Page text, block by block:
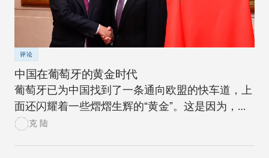
评论
中国在葡萄牙的黄金时代
葡萄牙已为中国找到了一条通向欧盟的快车道，上
面还闪耀着一些熠熠生辉的“黄金”。这是因为，葡
萄牙目前在中国的欧盟地缘经济战略中占据核心地
克 陆